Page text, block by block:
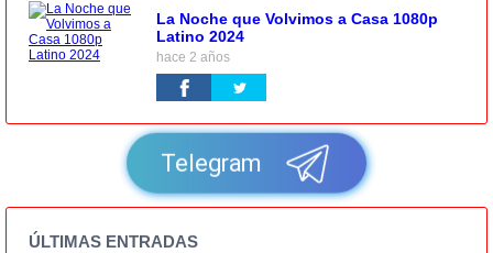
La Noche que Volvimos a Casa 1080p
Latino 2024
hace 2 años
Telegram
ÚLTIMAS ENTRADAS